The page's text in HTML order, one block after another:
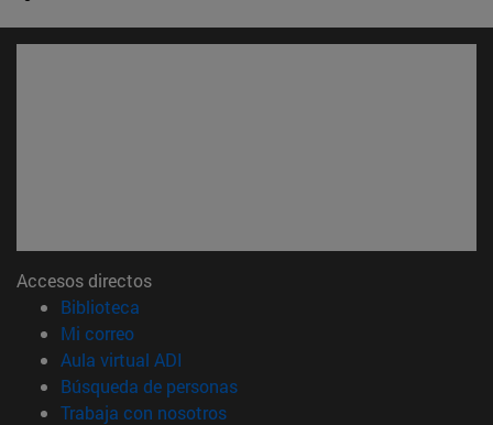
Accesos directos
Biblioteca
Mi correo(abre en nueva ventana)
Aula virtual ADI
Búsqueda de personas(abre en nueva ventana)
Trabaja con nosotros(abre en nueva ventana)